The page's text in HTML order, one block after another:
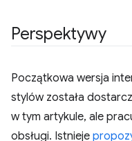
Perspektywy
Początkowa wersja
stylów została
w tym artykule, ale
obsługi. Istnieje